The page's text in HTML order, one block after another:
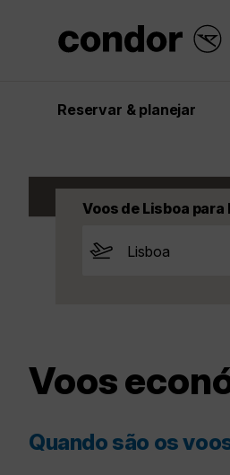
Reservar & planejar
Voos de Lisboa
Voos
Quando são os